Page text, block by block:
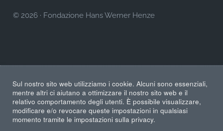
© 2026 · Fondazione Hans Werner Henze
Sul nostro sito web utilizziamo i cookie. Alcuni sono essenziali,
mentre altri ci aiutano a ottimizzare il nostro sito web e il
relativo comportamento degli utenti. È possibile visualizzare,
modificare e/o revocare queste impostazioni in qualsiasi
momento tramite le impostazioni sulla privacy.